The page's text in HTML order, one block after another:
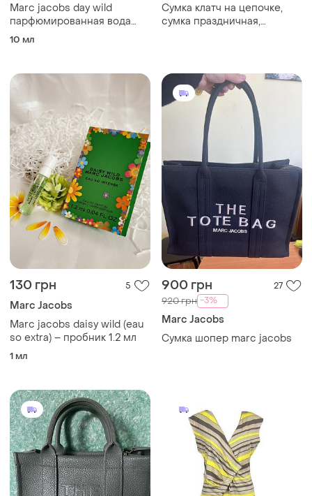
Marc jacobs day wild
парфюмированная вода
для женщин объем: 10 мл
10 мл
Сумка клатч на цепочке,
сумка праздничная,
130 грн 5
Marc Jacobs
Marc jacobs daisy wild (eau
so extra) – пробник 1.2 мл
1 мл
900 грн 27
920 грн -3%
Marc Jacobs
Сумка шопер marc jacobs